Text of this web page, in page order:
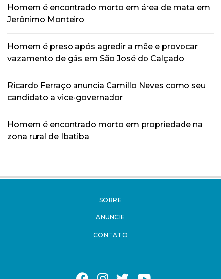
Homem é encontrado morto em área de mata em
Jerônimo Monteiro
Homem é preso após agredir a mãe e provocar
vazamento de gás em São José do Calçado
Ricardo Ferraço anuncia Camillo Neves como seu
candidato a vice-governador
Homem é encontrado morto em propriedade na
zona rural de Ibatiba
SOBRE
ANUNCIE
CONTATO